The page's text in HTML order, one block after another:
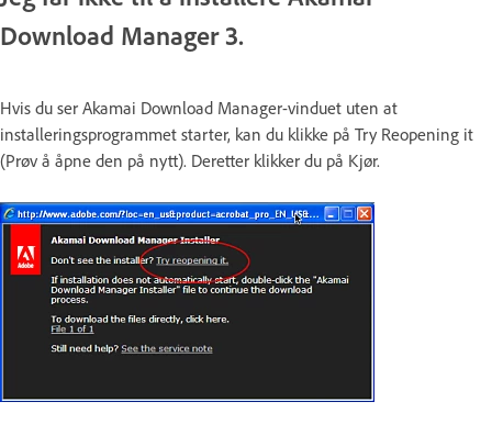
Download Manager 3.
Hvis du ser Akamai Download Manager-vinduet uten at
installeringsprogrammet starter, kan du klikke på Try Reopening it
(Prøv å åpne den på nytt). Deretter klikker du på Kjør.